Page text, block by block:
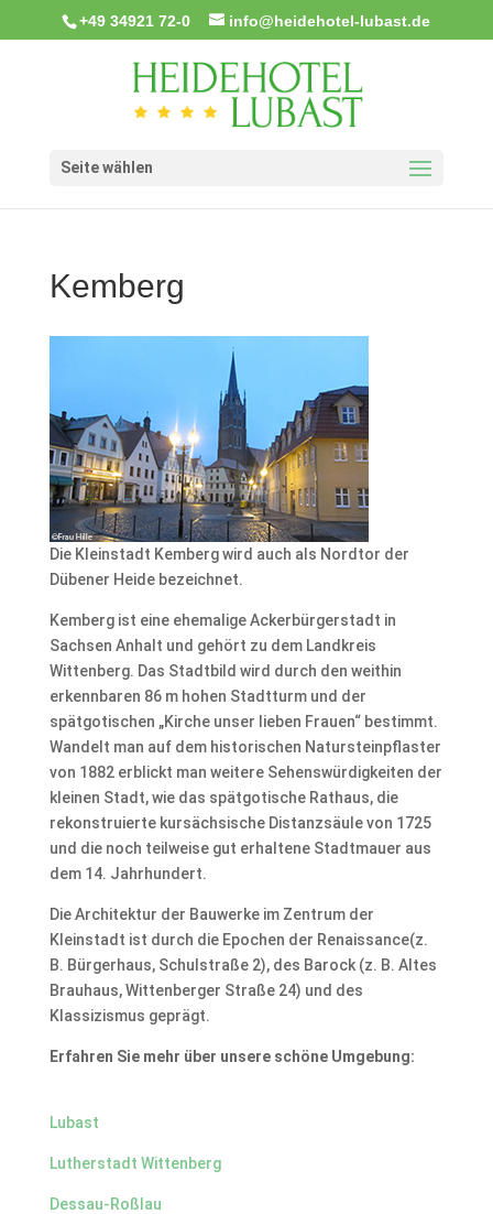
+49 34921 72-0 info@heidehotel-lubast.de
Seite wählen
Kemberg
Die Kleinstadt Kemberg wird auch als Nordtor der
Dübener Heide bezeichnet.
Kemberg ist eine ehemalige Ackerbürgerstadt in
Sachsen Anhalt und gehört zu dem Landkreis
Wittenberg. Das Stadtbild wird durch den weithin
erkennbaren 86 m hohen Stadtturm und der
spätgotischen „Kirche unser lieben Frauen“ bestimmt.
Wandelt man auf dem historischen Natursteinpflaster
von 1882 erblickt man weitere Sehenswürdigkeiten der
kleinen Stadt, wie das spätgotische Rathaus, die
rekonstruierte kursächsische Distanzsäule von 1725
und die noch teilweise gut erhaltene Stadtmauer aus
dem 14. Jahrhundert.
Die Architektur der Bauwerke im Zentrum der
Kleinstadt ist durch die Epochen der Renaissance(z.
B. Bürgerhaus, Schulstraße 2), des Barock (z. B. Altes
Brauhaus, Wittenberger Straße 24) und des
Klassizismus geprägt.
Erfahren Sie mehr über unsere schöne Umgebung:
Lubast
Lutherstadt Wittenberg
Dessau-Roßlau